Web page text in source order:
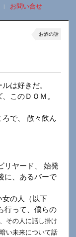
お問い合せ
お酒の話
は好きだ。
このＤＯＭ。
で、 散々飲ん
リヤード、 始発
に、あるバーで
女の人（以下
行って、僕らの
その人に話し掛け
い未来について話